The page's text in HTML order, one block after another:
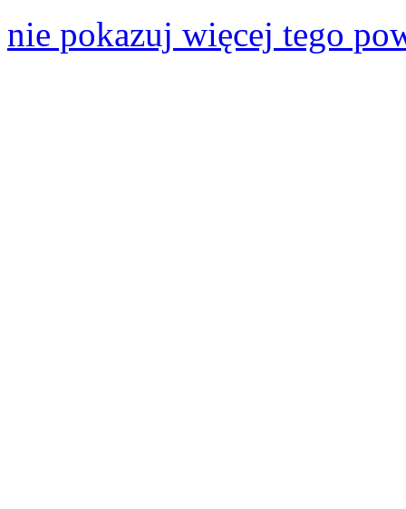
nie pokazuj więcej tego